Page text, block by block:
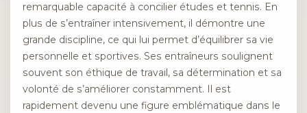
remarquable capacité à concilier études et tennis. En
plus de s’entraîner intensivement, il démontre une
grande discipline, ce qui lui permet d’équilibrer sa vie
personnelle et sportives. Ses entraîneurs soulignent
souvent son éthique de travail, sa détermination et sa
volonté de s’améliorer constamment. Il est
rapidement devenu une figure emblématique dans le